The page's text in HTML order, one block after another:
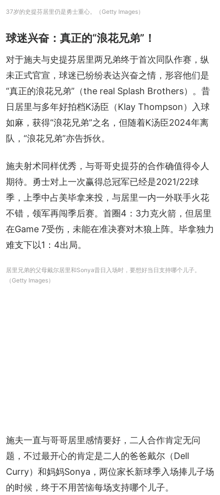
37岁的史提芬居里仍是勇士重心。（Getty Images）
球迷兴奋：真正的“浪花兄弟”！
对于施夫与史提芬居里两兄弟终于首次同队作赛，纵
未正式官宣，球迷已纷纷表达兴奋之情，形容他们是
“真正的浪花兄弟”（the real Splash Brothers）。昔
日居里与多年好拍档K汤臣（Klay Thompson）入球
如麻，获得“浪花兄弟”之名，但随着K汤臣2024年离
队，“浪花兄弟”亦告拆伙。
施夫射术同样优秀，与哥哥史提芬的合作确值得令人
期待。勇士对上一次赢得总冠军已经是2021/22球
季，上季中占美毕拿来投，与居里一内一外联手火花
不错，领军再闯季后赛。首圈4：3力克火箭，但居里
在Game 7受伤，未能在准决赛对木狼上阵。毕拿独力
难支下以1：4出局。
居里兄弟的父母戴尔居里和Sonya昔日入场时，要想好当日支持哪个儿子。
（Getty Images）
施夫一直与哥哥居里感情要好，二人合作肯定无问
题，不过最开心的肯定是二人的爸爸戴尔（Dell
Curry）和妈妈Sonya，两位家长新球季入场捧儿子场
的时候，终于不用苦恼每场支持哪个儿子。